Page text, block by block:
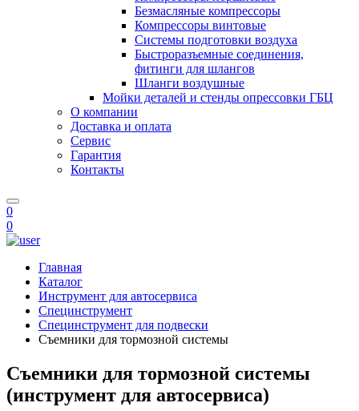
Безмасляные компрессоры
Компрессоры винтовые
Системы подготовки воздуха
Быстроразъемные соединения,
фитинги для шлангов
Шланги воздушные
Мойки деталей и стенды опрессовки ГБЦ
О компании
Доставка и оплата
Сервис
Гарантия
Контакты
0
0
Главная
Каталог
Инструмент для автосервиса
Специнструмент
Специнструмент для подвески
Съемники для тормозной системы
Съемники для тормозной системы
(инструмент для автосервиса)